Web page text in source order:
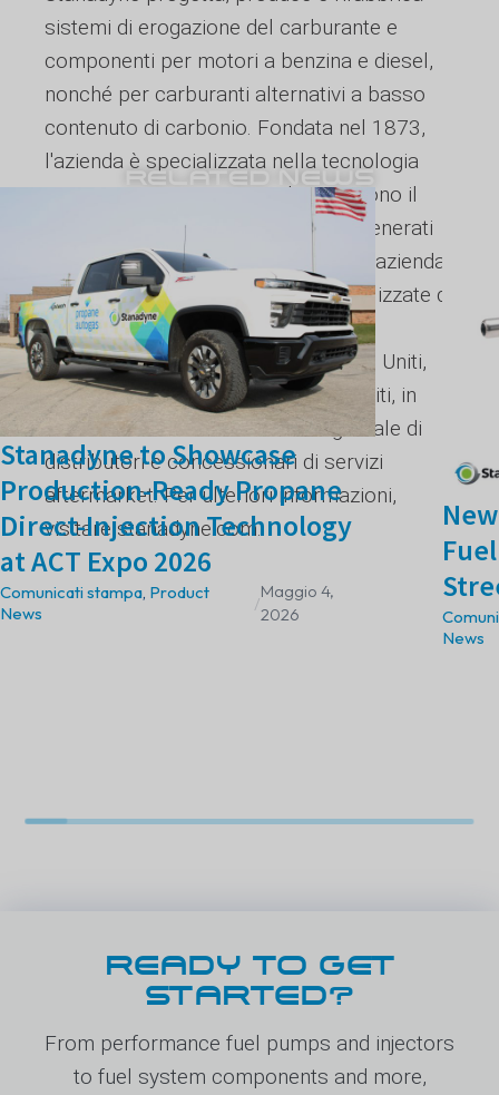
sistemi di erogazione del carburante e
componenti per motori a benzina e diesel,
nonché per carburanti alternativi a basso
contenuto di carbonio. Fondata nel 1873,
l'azienda è specializzata nella tecnologia
pionieristica per i motori che muovono il
nostro mondo e nei componenti rigenerati
che aiutano a mantenerli efficienti. L'azienda
fornisce ai clienti soluzioni personalizzate di
progettazione, ingegnerizzazione e
produzione dalle sue sedi negli Stati Uniti,
Cina, Italia, India ed Emirati Arabi Uniti, in
collaborazione con la sua rete globale di
distributori e concessionari di servizi
aftermarket. Per ulteriori informazioni,
visitare stanadyne.com.
RELATED NEWS
Stanadyne to Showcase
Production-Ready Propane
Direct-Injection Technology
at ACT Expo 2026
Comunicati stampa, Product
News
/
Maggio 4,
2026
News
READY TO GET
STARTED?
From performance fuel pumps and injectors
to fuel system components and more,